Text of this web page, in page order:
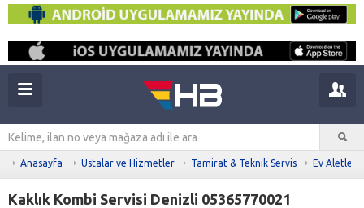
Anasayfa Ustalar ve Hizmetler Tamirat & Teknik Servis Ev Aletleri
Kaklık Kombi Servisi Denizli 05365770021